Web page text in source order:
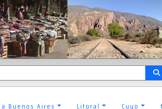
Buenos Aires Litoral Cuyo